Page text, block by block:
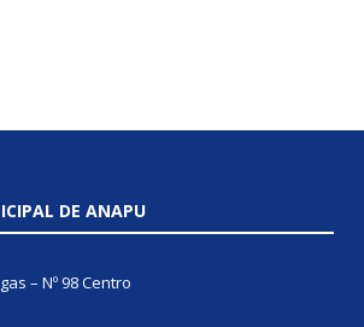
DE ANAPU
– Nº 98 Centro